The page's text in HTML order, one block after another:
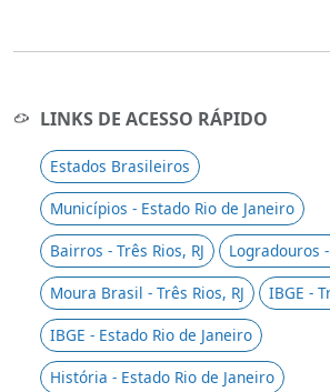
LINKS DE ACESSO RÁPIDO
Estados Brasileiros
Municípios - Estado Rio de Janeiro
Bairros - Três Rios, RJ
Logradouros -
Moura Brasil - Três Rios, RJ
IBGE -
IBGE - Estado Rio de Janeiro
História - Estado Rio de Janeiro